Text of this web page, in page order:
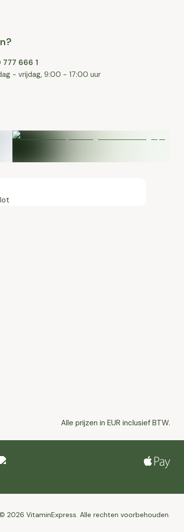
666 1
- vrijdag, 9:00 - 17:00 uur
Alle prijzen in EUR inclusief BTW.
2026 VitaminExpress. Alle rechten voorbehouden.